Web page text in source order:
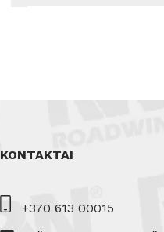
KONTAKTAI
+370 613 00015